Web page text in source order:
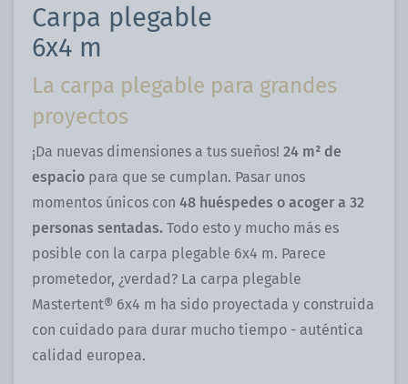
Carpa plegable
6x4 m
La carpa plegable para grandes
proyectos
¡Da nuevas dimensiones a tus sueños! 24 m² de
espacio para que se cumplan. Pasar unos
momentos únicos con 48 huéspedes o acoger a 32
personas sentadas. Todo esto y mucho más es
posible con la carpa plegable 6x4 m. Parece
prometedor, ¿verdad? La carpa plegable
Mastertent® 6x4 m ha sido proyectada y construida
con cuidado para durar mucho tiempo - auténtica
calidad europea.